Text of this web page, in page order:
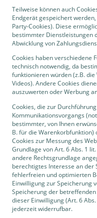
Teilweise können auch
Endgerät gespeichert
Party-Cookies). Diese
bestimmter Dienstleistungen
Abwicklung von
Cookies haben verschiedene
technisch notwendig, da
funktionieren würden (z.B.
Videos). Andere Cookies
auszuwerten oder Werbung
Cookies, die zur
Kommunikationsvorgangs
bestimmter, von Ihnen
B. für die
Cookies zur Messung des
Grundlage von Art. 6 Abs. 1
andere Rechtsgrundlage
berechtigtes Interesse an der
fehlerfreien und optimierten
Einwilligung zur Speicherung
Speicherung der
dieser Einwilligung (Art. 6
jederzeit widerrufbar.